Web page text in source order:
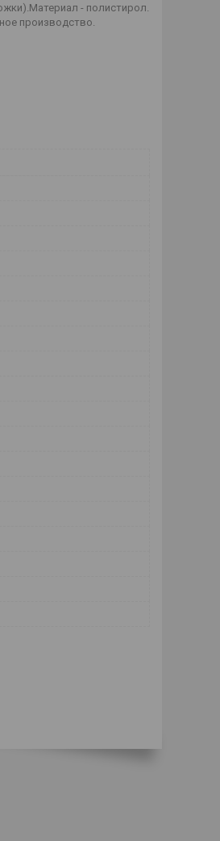
- полистирол.
производство.